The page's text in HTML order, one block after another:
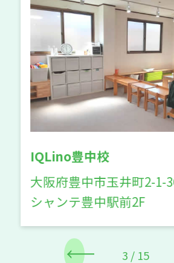
Coccoleto千里校
大阪府吹田市津雲
4 / 15